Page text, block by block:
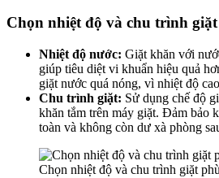
Chọn nhiệt độ và chu trình
Nhiệt độ nước: Giặt khăn với
giúp tiêu diệt vi khuẩn hiệu quả
giặt nước quá nóng, vì nhiệt độ
Chu trình giặt: Sử dụng chế độ
khăn tắm trên máy giặt. Đảm bảo
toàn và không còn dư xà phòng
Chọn nhiệt độ và chu trình giặt